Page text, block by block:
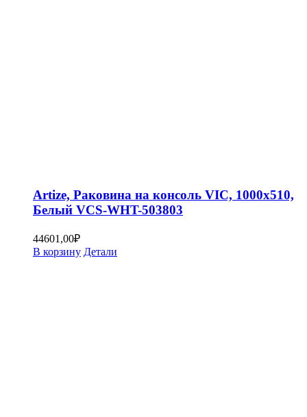
Artize, Раковина на консоль VIC, 1000х510,
Белый VCS-WHT-503803
44601,00₽
В корзину Детали